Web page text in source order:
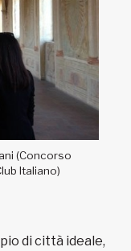
(Concorso
Italiano)
di città ideale,